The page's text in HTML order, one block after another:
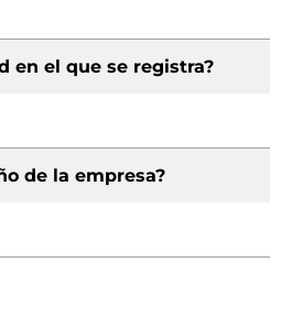
en el que se registra?
de la empresa?